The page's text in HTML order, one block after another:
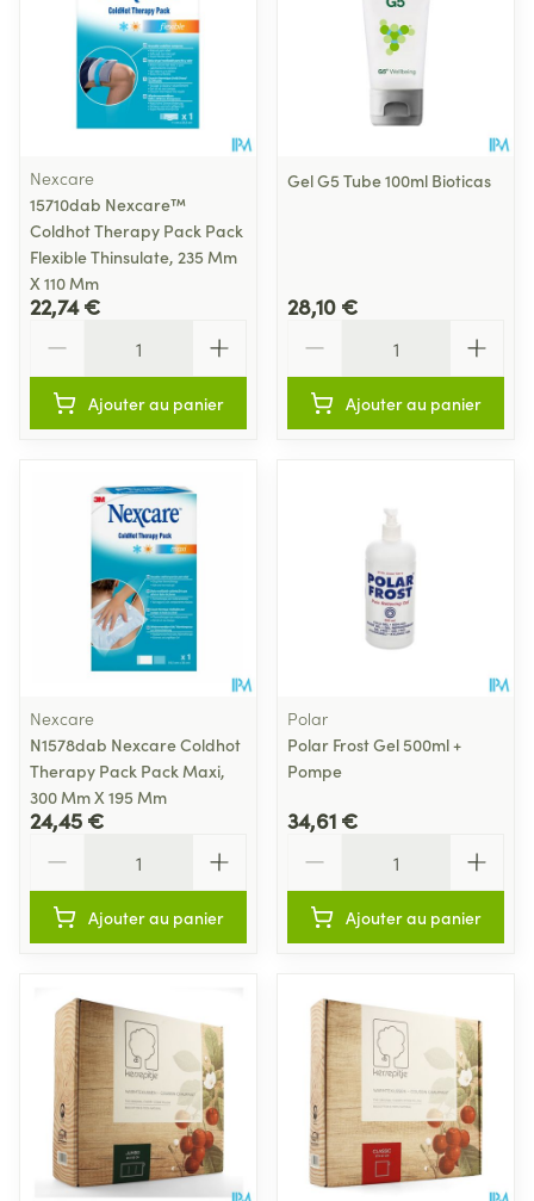
Nexcare
15710dab Nexcare™
Coldhot Therapy Pack Pack
Flexible Thinsulate, 235 Mm
X 110 Mm
22,74 €
Ajouter au panier
Gel G5 Tube 100ml Bioticas
28,10 €
Ajouter au panier
Nexcare
N1578dab Nexcare Coldhot
Therapy Pack Pack Maxi,
300 Mm X 195 Mm
24,45 €
Ajouter au panier
Polar
Polar Frost Gel 500ml +
Pompe
34,61 €
Ajouter au panier